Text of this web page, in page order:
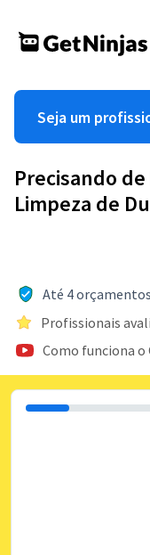
Seja um
Precisando
Limpeza de
Até 4
Profissionais
Como funciona o